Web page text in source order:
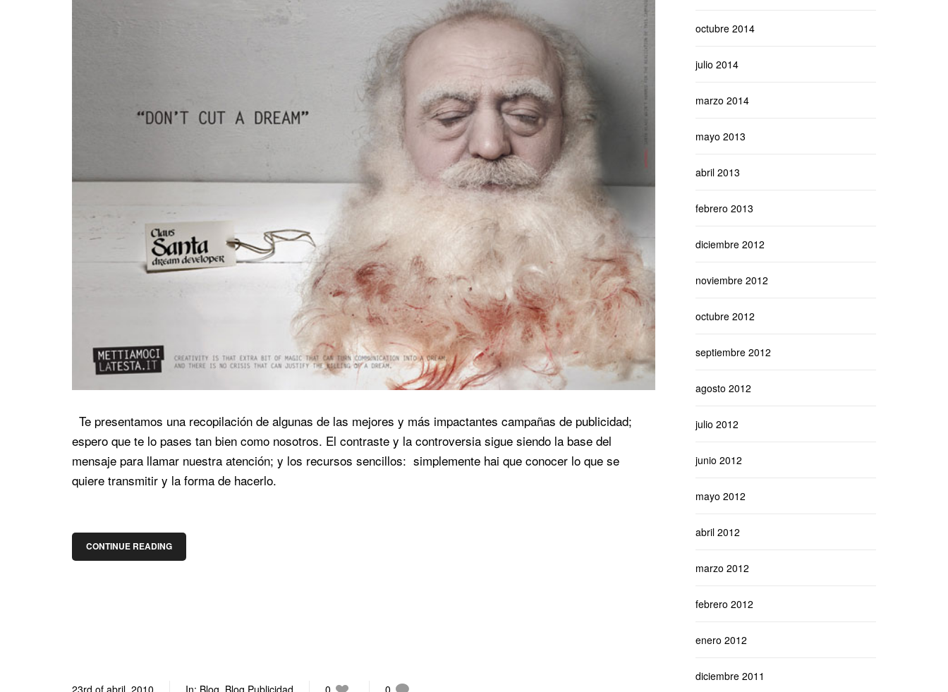
Te presentamos una recopilación de algunas de las mejores y más impactantes campañas de publicidad;
espero que te lo pases tan bien como nosotros. El contraste y la controversia sigue siendo la base del
mensaje para llamar nuestra atención; y los recursos sencillos: simplemente hai que conocer lo que se
quiere transmitir y la forma de hacerlo.
CONTINUE READING
octubre 2014
julio 2014
marzo 2014
mayo 2013
abril 2013
febrero 2013
diciembre 2012
noviembre 2012
octubre 2012
septiembre 2012
agosto 2012
julio 2012
junio 2012
mayo 2012
abril 2012
marzo 2012
febrero 2012
enero 2012
diciembre 2011